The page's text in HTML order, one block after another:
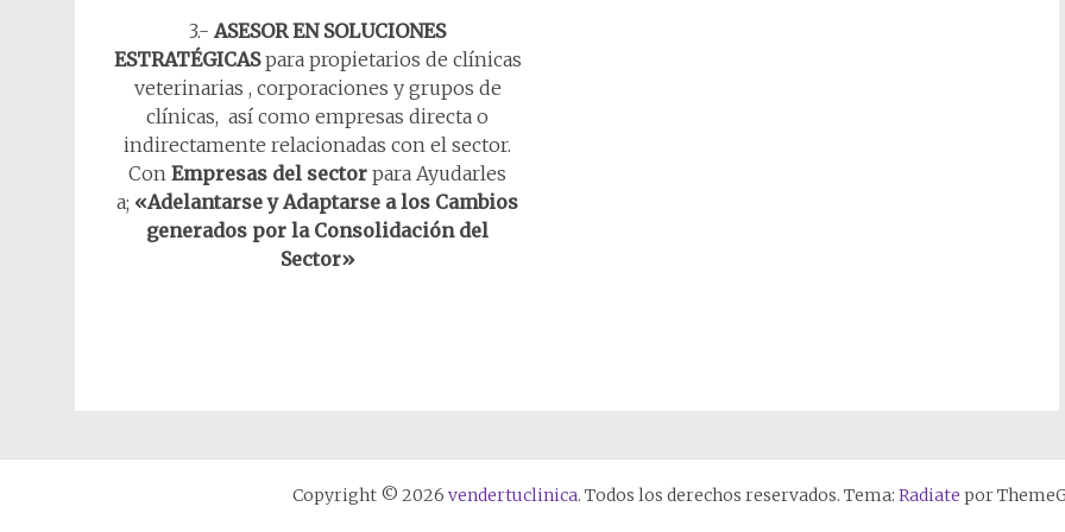
3.-ASESOR EN SOLUCIONES
ESTRATÉGICASpara propietarios de clínicas
veterinarias , corporaciones y grupos de
clínicas, así como empresas directa o
indirectamente relacionadas con el sector.
ConEmpresas del sector para Ayudarles
a; «Adelantarse y Adaptarse a los Cambios
generados por la Consolidación del
Sector»
Copyright © 2026 vendertuclinica. Todos los derechos reservados. Tema: Radiate por